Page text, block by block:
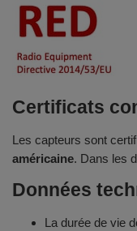
Certificats
Les capteurs sont
américaine. Dans les
Données
La durée de vie